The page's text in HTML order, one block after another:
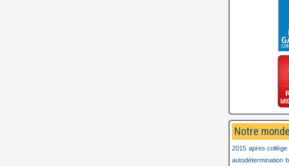
Notre monde
2015 apres collège
autodétermination